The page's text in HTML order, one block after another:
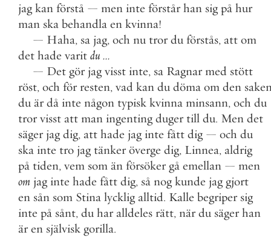
jag kan förstå — men inte förstår han sig på hur
man ska behandla en kvinna!
— Haha, sa jag, och nu tror du förstås, att om
det hade varit du...
— Det gör jag visst inte, sa Ragnar med stött
röst, och för resten, vad kan du döma om den
du är då inte någon typisk kvinna minsann, och du
tror visst att man ingenting duger till du. Men det
säger jag dig, att hade jag inte fått dig — och du
ska inte tro jag tänker överge dig, Linnea, aldrig
på tiden, vem som än försöker gå emellan — men
om jag inte hade fått dig, så nog kunde jag gjort
en sån som Stina lycklig alltid. Kalle begriper sig
inte på sånt, du har alldeles rätt, när du säger han
är en självisk gorilla.